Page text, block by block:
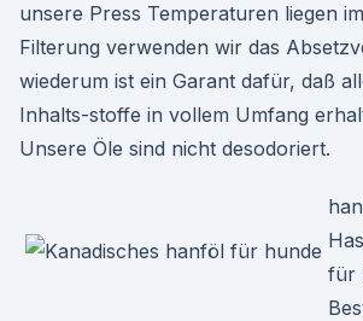
unsere Press Temperaturen liegen
Filterung verwenden wir das
wiederum ist ein Garant dafür, daß
Inhalts-stoffe in vollem Umfang
Unsere Öle sind nicht desodoriert.
für